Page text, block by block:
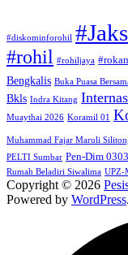
#diskominforohil
#rohil #rohiljaya
Bengkalis Buka Puasa
Bkls Indra Kitang
Muaythai 2026 Koramil 01
Muhammad Fajar Maruli
PELTI Sumbar Pen-Dim
Rumah Beladiri Siwalima UPZ-
Copyright © 2026
Powered by WordPress.